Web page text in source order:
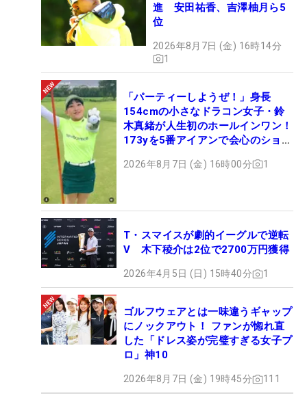
進 安田祐香、吉澤柚月ら5
位
2026年8月7日 (金) 16時14分
1
「パーティーしようぜ！」身長
154cmの小さなドラコン女子・鈴
木真緒が人生初のホールインワン！
173yを5番アイアンで会心のショッ
2026年8月7日 (金) 16時00分 1
T・スマイスが劇的イーグルで逆転
V 木下稜介は2位で2700万円獲得
2026年4月5日 (日) 15時40分 1
ゴルフウェアとは一味違うギャップ
にノックアウト！ ファンが惚れ直
した「ドレス姿が完璧すぎる女子プ
ロ」神10
2026年8月7日 (金) 19時45分 111